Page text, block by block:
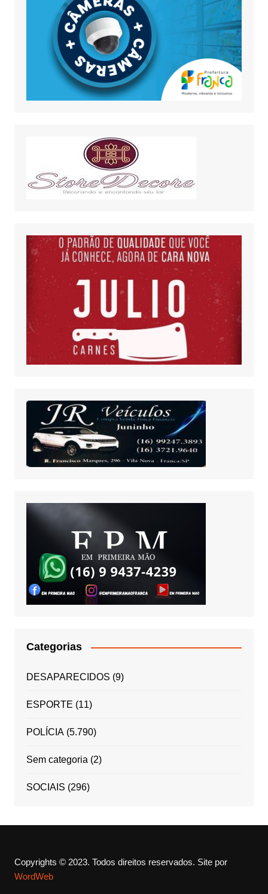
Categorias
DESAPARECIDOS (9)
ESPORTE (11)
POLÍCIA(5.790)
Sem categoria(2)
SOCIAIS (296)
Copyrights © 2023. Todos direitos reservados. Site por
WordWeb